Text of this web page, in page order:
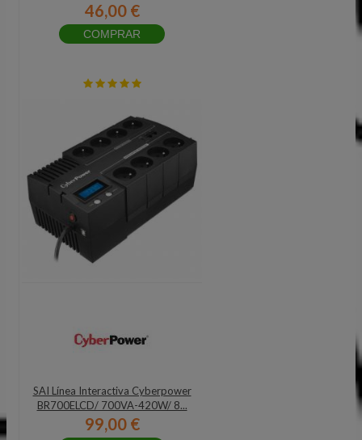
46,00 €
COMPRAR
SAI Línea Interactiva Cyberpower
BR700ELCD/ 700VA-420W/ 8...
99,00 €